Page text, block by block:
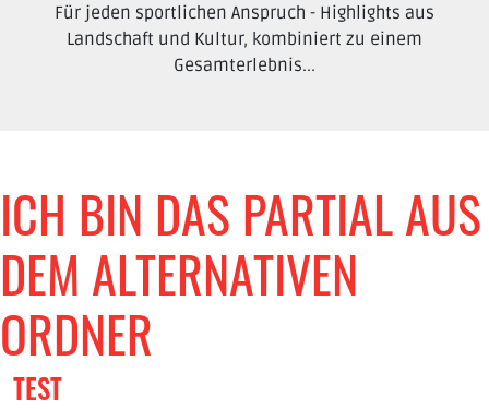
Für jeden sportlichen Anspruch - Highlights aus
Landschaft und Kultur, kombiniert zu einem
Gesamterlebnis...
ICH BIN DAS PARTIAL AUS
DEM ALTERNATIVEN
ORDNER
TEST